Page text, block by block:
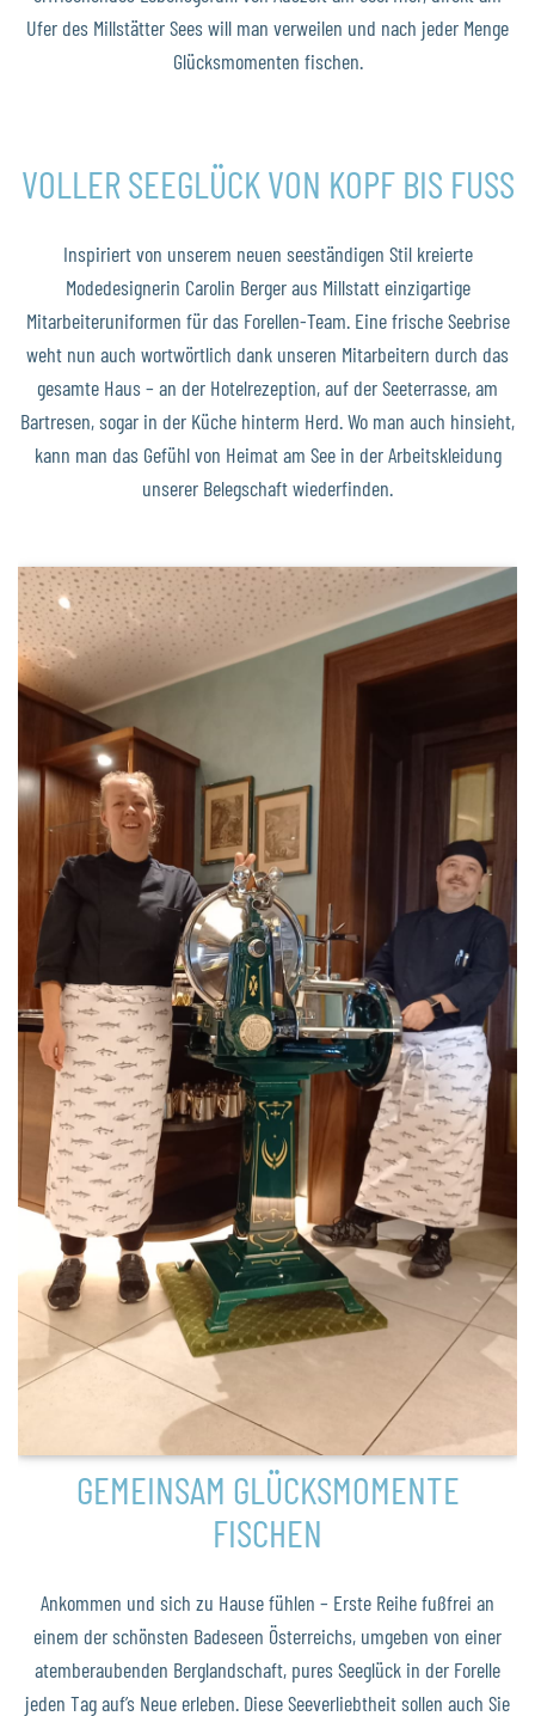
Ufer des Millstätter Sees will man verweilen und nach jeder Menge
Glücksmomenten fischen.
VOLLER SEEGLÜCK VON KOPF BIS FUSS
Inspiriert von unserem neuen seeständigen Stil kreierte
Modedesignerin Carolin Berger aus Millstatt einzigartige
Mitarbeiteruniformen für das Forellen-Team. Eine frische Seebrise
weht nun auch wortwörtlich dank unseren Mitarbeitern durch das
gesamte Haus – an der Hotelrezeption, auf der Seeterrasse, am
Bartresen, sogar in der Küche hinterm Herd. Wo man auch hinsieht,
kann man das Gefühl von Heimat am See in der Arbeitskleidung
unserer Belegschaft wiederfinden.
GEMEINSAM GLÜCKSMOMENTE
FISCHEN
Ankommen und sich zu Hause fühlen – Erste Reihe fußfrei an
einem der schönsten Badeseen Österreichs, umgeben von einer
atemberaubenden Berglandschaft, pures Seeglück in der Forelle
jeden Tag auf’s Neue erleben. Diese Seeverliebtheit sollen auch Sie